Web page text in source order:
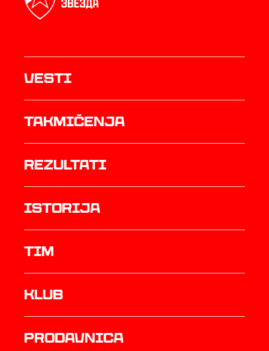
Vesti
Takmičenja
rezultati
istorija
TIM
Klub
prodavnica